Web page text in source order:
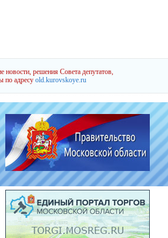
решения Совета депутатов,
по адресу old.kurovskoye.ru